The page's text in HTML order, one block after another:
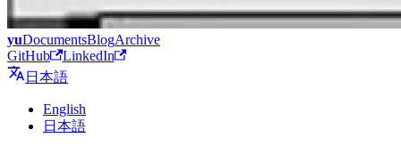
yuDocumentsBlogArchive
GitHub
LinkedIn
日本語
English
日本語